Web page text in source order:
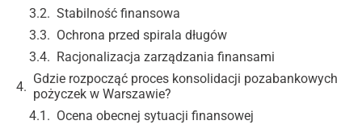
Stabilność finansowa
Ochrona przed spirala długów
Racjonalizacja zarządzania finansami
Gdzie rozpocząć proces konsolidacji pozabankowych
pożyczek w Warszawie?
Ocena obecnej sytuacji finansowej